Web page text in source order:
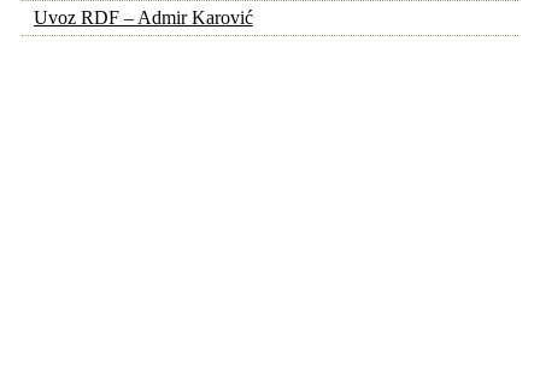
Uvoz RDF – Admir Karović